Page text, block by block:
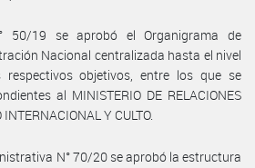
50/19 se aprobó el Organigrama de
Nacional centralizada hasta el nivel
objetivos, entre los que se
al MINISTERIO DE RELACIONES
Y CULTO.
N° 70/20 se aprobó la estructura